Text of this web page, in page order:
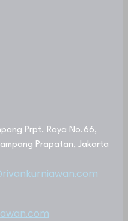
Prpt. Raya No.66,
Prapatan, Jakarta